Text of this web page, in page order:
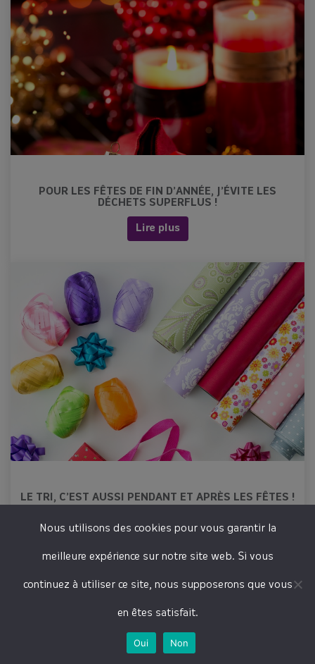
DANS LA RUBRIQUE
POUR LES FÊTES DE FIN D’ANNÉE, J’ÉVITE LES
DÉCHETS SUPERFLUS !
Lire plus
LE TRI, C’EST AUSSI PENDANT ET APRÈS LES FÊTES !
Lire plus
Nous utilisons des cookies pour vous garantir la
meilleure expérience sur notre site web. Si vous
continuez à utiliser ce site, nous supposerons que vous
en êtes satisfait.
Oui Non